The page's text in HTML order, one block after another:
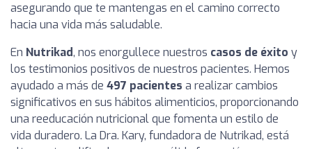
asegurando que te mantengas en el camino correcto
hacia una vida más saludable.
En Nutrikad, nos enorgullece nuestros casos de éxito y
los testimonios positivos de nuestros pacientes. Hemos
ayudado a más de 497 pacientes a realizar cambios
significativos en sus hábitos alimenticios, proporcionando
una reeducación nutricional que fomenta un estilo de
vida duradero. La Dra. Kary, fundadora de Nutrikad, está